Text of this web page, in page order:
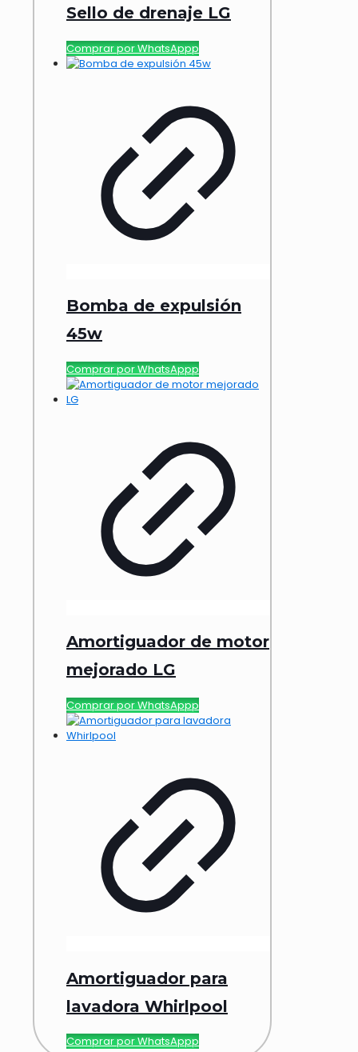
Sello de drenaje LG
Comprar por WhatsAppp
Bomba de expulsión
45w
Comprar por WhatsAppp
Amortiguador de motor
mejorado LG
Comprar por WhatsAppp
Amortiguador para
lavadora Whirlpool
Comprar por WhatsAppp